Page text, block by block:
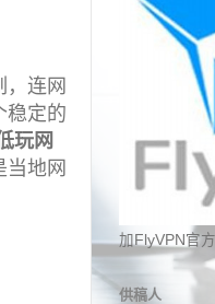
，连网
稳定的
玩网
当地网
加FlyVPN官
供稿人